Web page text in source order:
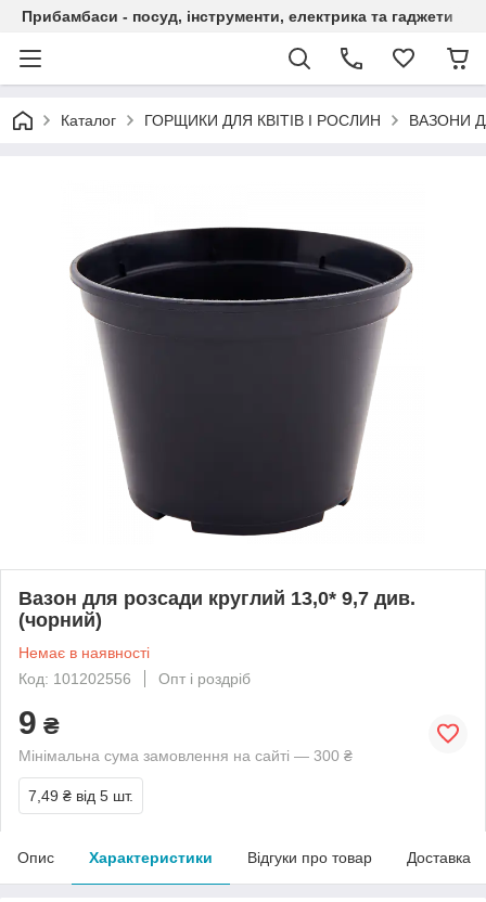
Прибамбаси - посуд, інструменти, електрика та гаджети
Каталог ГОРЩИКИ ДЛЯ КВІТІВ І РОСЛИН ВАЗОНИ
Вазон для розсади круглий 13,0* 9,7 див.
(чорний)
Немає в наявності
Код: 101202556
Опт і роздріб
9 ₴
Мінімальна сума замовлення на сайті — 300 ₴
7,49 ₴ від 5 шт.
Опис Характеристики Відгуки про товар Доставка